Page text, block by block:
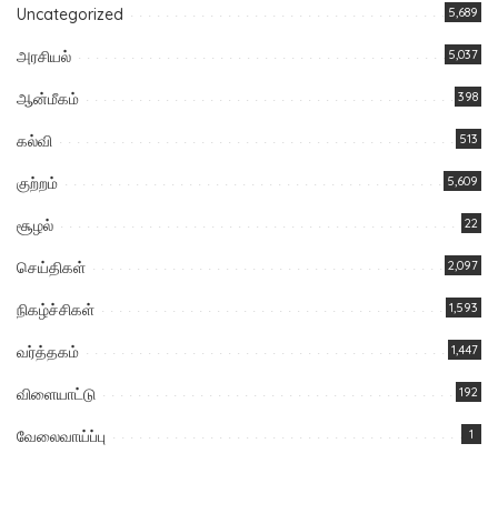
Uncategorized 5,689
அரசியல் 5,037
ஆன்மீகம் 398
கல்வி 513
குற்றம் 5,609
சூழல் 22
செய்திகள் 2,097
நிகழ்ச்சிகள் 1,593
வர்த்தகம் 1,447
விளையாட்டு 192
வேலைவாய்ப்பு 1